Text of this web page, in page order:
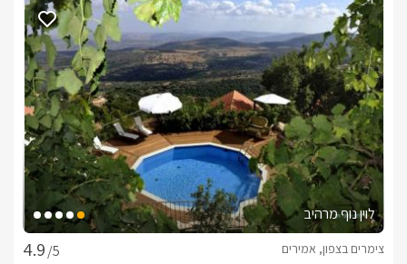
לוין נוף מרהיב
/5
צימרים בצפון, אמירים